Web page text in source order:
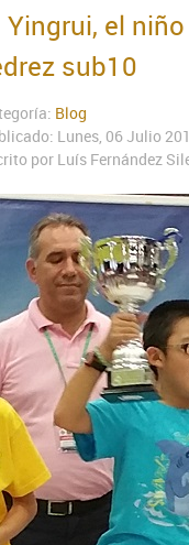
Yingrui, el
sub10
Blog
Lunes, 06 Julio
por Luís Fernández